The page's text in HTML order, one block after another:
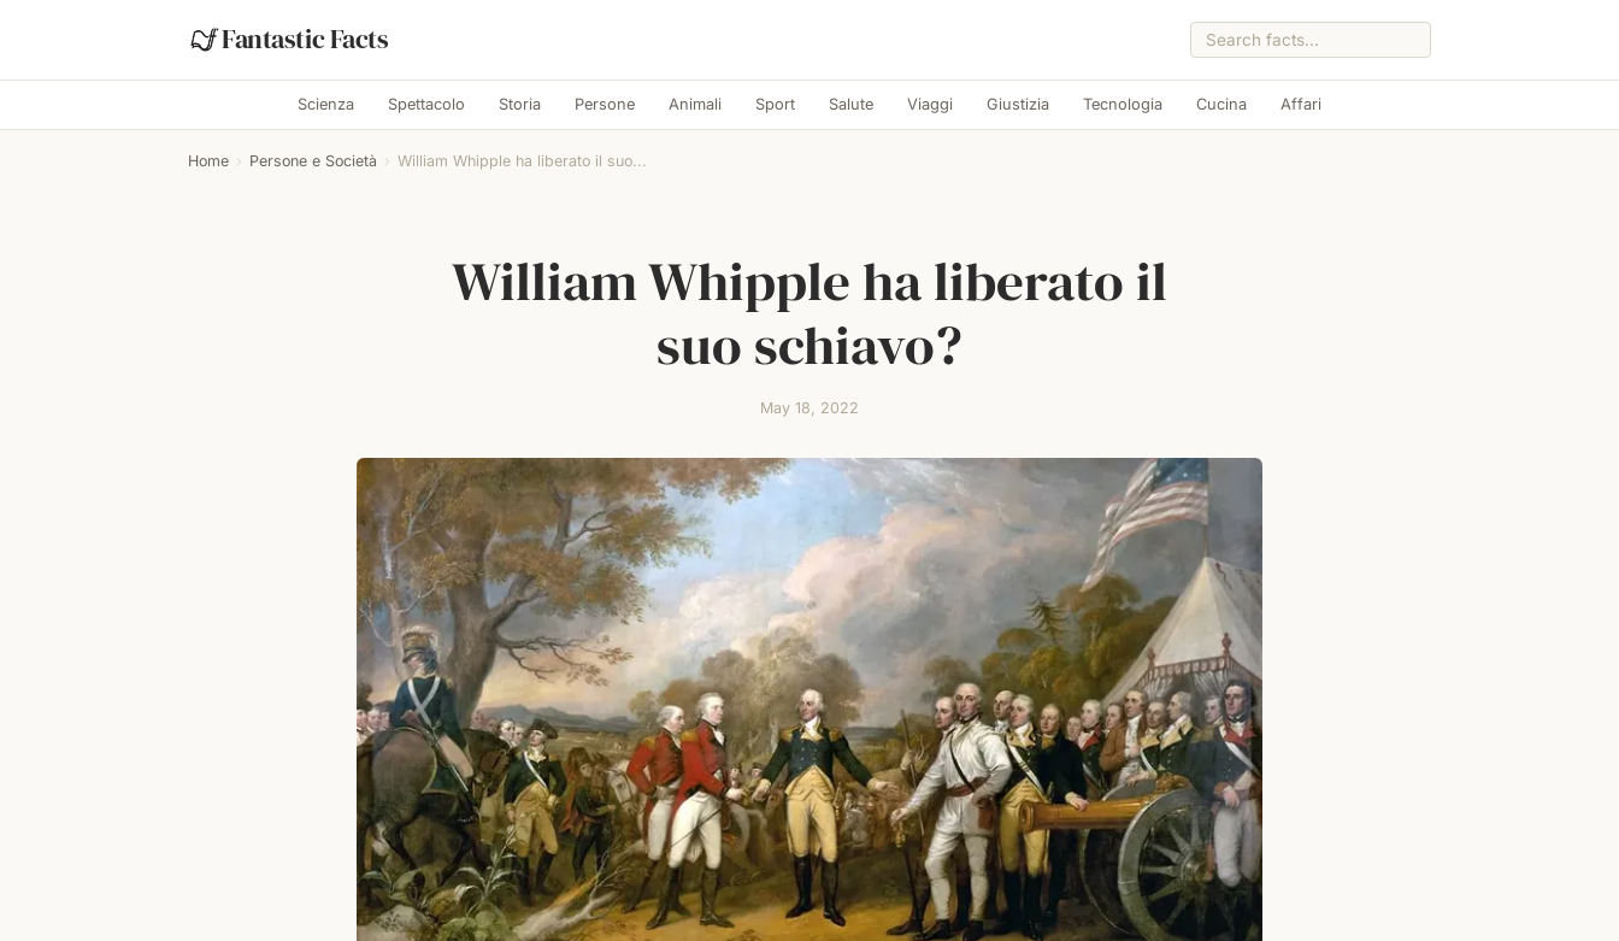
Fantastic Facts
Scienza Spettacolo Storia Persone Animali Sport Salute Viaggi Giustizia Tecnologia Cucina Affari
Home › Persone e Società › William Whipple ha liberato il suo...
William Whipple ha liberato il
suo schiavo?
May 18, 2022